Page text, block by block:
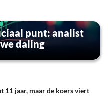
punt: analist
daling
11 jaar, maar de koers viert